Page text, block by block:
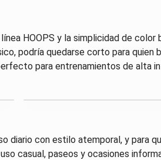
HOOPS y la simplicidad de color
podría quedarse corto para quien
para entrenamientos de alta
diario con estilo atemporal, y para
casual, paseos y ocasiones